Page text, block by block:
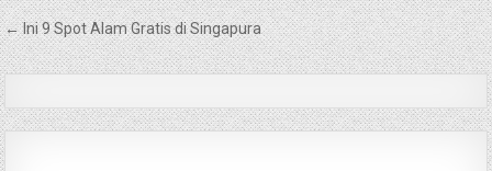
Navigasi
pos
← Ini 9 Spot Alam Gratis di Singapura